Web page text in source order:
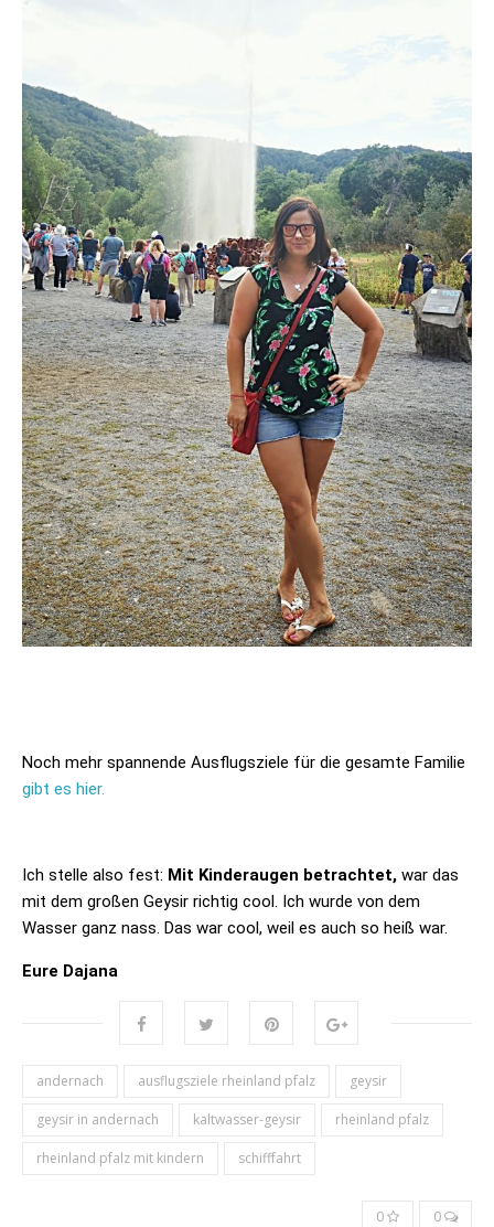
Noch mehr spannende Ausflugsziele für die gesamte Familie
gibt es hier.
Ich stelle also fest: Mit Kinderaugen betrachtet, war das
mit dem großen Geysir richtig cool. Ich wurde von dem
Wasser ganz nass. Das war cool, weil es auch so heiß war.
Eure Dajana
andernach ausflugsziele rheinland pfalz geysir
geysir in andernach kaltwasser-geysir rheinland pfalz
rheinland pfalz mit kindern schifffahrt
0 0